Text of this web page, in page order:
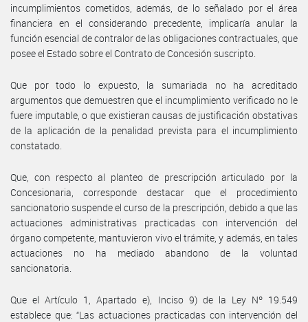
incumplimientos cometidos, además, de lo señalado por el área
financiera en el considerando precedente, implicaría anular la
función esencial de contralor de las obligaciones contractuales, que
posee el Estado sobre el Contrato de Concesión suscripto.
Que por todo lo expuesto, la sumariada no ha acreditado
argumentos que demuestren que el incumplimiento verificado no le
fuere imputable, o que existieran causas de justificación obstativas
de la aplicación de la penalidad prevista para el incumplimiento
constatado.
Que, con respecto al planteo de prescripción articulado por la
Concesionaria, corresponde destacar que el procedimiento
sancionatorio suspende el curso de la prescripción, debido a que las
actuaciones administrativas practicadas con intervención del
órgano competente, mantuvieron vivo el trámite, y además, en tales
actuaciones no ha mediado abandono de la voluntad
sancionatoria.
Que el Artículo 1, Apartado e), Inciso 9) de la Ley Nº 19.549
establece que: “Las actuaciones practicadas con intervención del